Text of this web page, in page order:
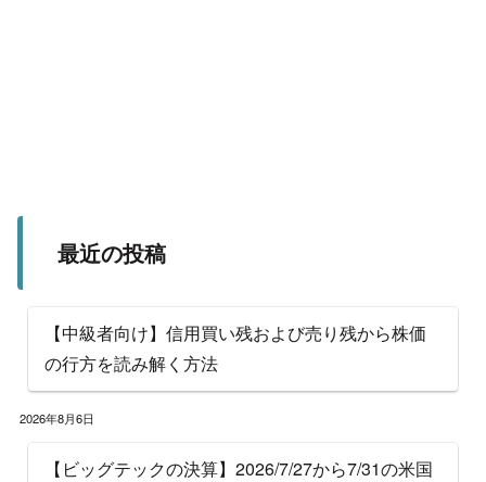
最近の投稿
【中級者向け】信用買い残および売り残から株価
の行方を読み解く方法
2026年8月6日
【ビッグテックの決算】2026/7/27から7/31の米国